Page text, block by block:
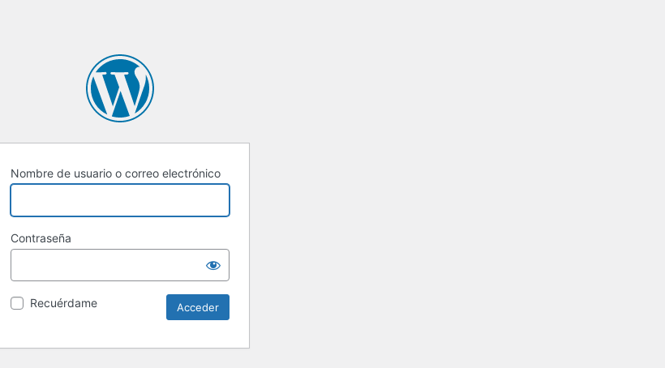
Nombre de usuario o correo electrónico
Contraseña
Recuérdame